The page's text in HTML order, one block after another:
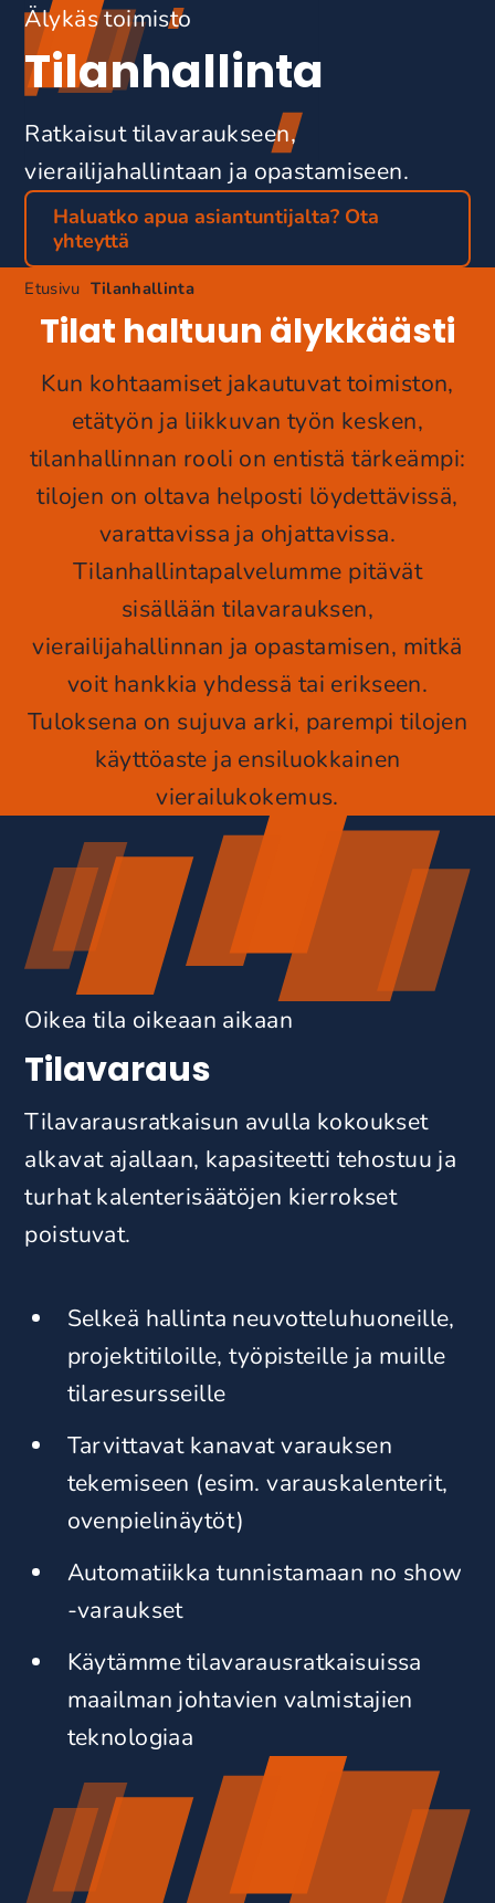
Älykäs toimisto
Tilanhallinta
Ratkaisut tilavaraukseen,
vierailijahallintaan ja opastamiseen.
Haluatko apua asiantuntijalta? Ota
yhteyttä
Etusivu Tilanhallinta
Tilat haltuun älykkäästi
Kun kohtaamiset jakautuvat toimiston,
etätyön ja liikkuvan työn kesken,
tilanhallinnan rooli on entistä tärkeämpi:
tilojen on oltava helposti löydettävissä,
varattavissa ja ohjattavissa.
Tilanhallintapalvelumme pitävät
sisällään tilavarauksen,
vierailijahallinnan ja opastamisen, mitkä
voit hankkia yhdessä tai erikseen.
Tuloksena on sujuva arki, parempi tilojen
käyttöaste ja ensiluokkainen
vierailukokemus.
Oikea tila oikeaan aikaan
Tilavaraus
Tilavarausratkaisun avulla kokoukset
alkavat ajallaan, kapasiteetti tehostuu ja
turhat kalenterisäätöjen kierrokset
poistuvat.
Selkeä hallinta neuvotteluhuoneille,
projektitiloille, työpisteille ja muille
tilaresursseille
Tarvittavat kanavat varauksen
tekemiseen (esim. varauskalenterit,
ovenpielinäytöt)
Automatiikka tunnistamaan no show
-varaukset
Käytämme tilavarausratkaisuissa
maailman johtavien valmistajien
teknologiaa